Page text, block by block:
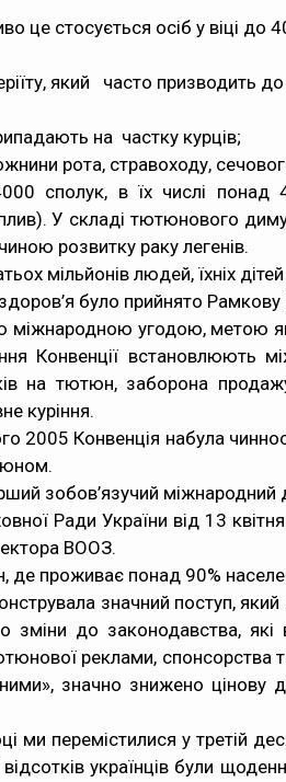
це стосується осіб у віці до
який часто призводить до
на частку курців;
рота, стравоходу,
сполук, в їх числі понад
У складі тютюнового диму
розвитку раку легенів.
мільйонів людей, їхніх дітей
здоров’я було прийнято
угодою, метою
Конвенції встановлюють
тютюн, заборона продажу
куріння.
2005 Конвенція набула
зобов’язучий міжнародний
Ради України від 13
ВООЗ.
проживає понад 90%
значний поступ,
до законодавства, які
реклами, спонсорства
значно знижено цінову
ми перемістилися у третій
українців були